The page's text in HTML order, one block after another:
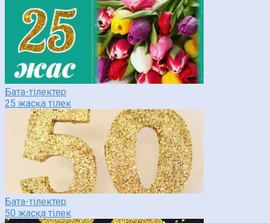
Бата-тілектер
25 жасқа тілек
Бата-тілектер
50 жасқа тілек